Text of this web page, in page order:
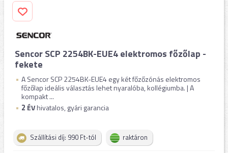
Sencor SCP 2254BK-EUE4 elektromos főzőlap -
fekete
A Sencor SCP 2254BK-EUE4 egy két főzőzónás elektromos
főzőlap ideális választás lehet nyaralóba, kollégiumba. | A
kompakt ...
2 ÉVhivatalos, gyári garancia
Szállítási díj: 990 Ft-tól raktáron